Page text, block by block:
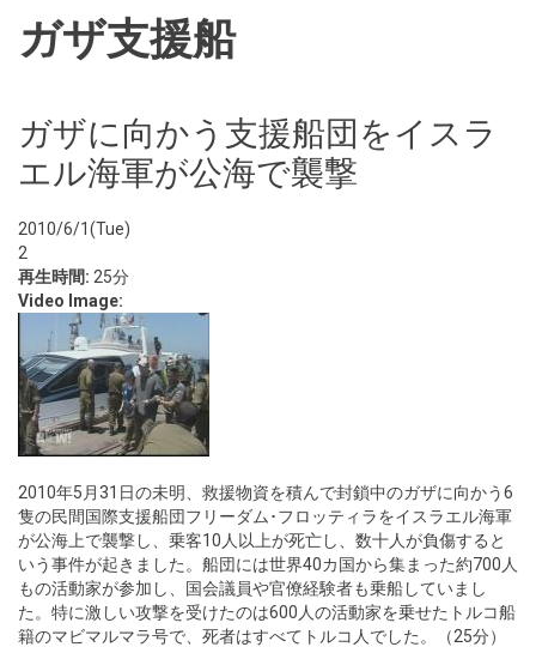
ガザ支援船
ガザに向かう支援船団をイスラ
エル海軍が公海で襲撃
2010/6/1(Tue)
2
再生時間: 25分
Video Image:
2010年5月31日の未明、救援物資を積んで封鎖中のガザに向かう6
隻の民間国際支援船団フリーダム･フロッティラをイスラエル海軍
が公海上で襲撃し、乗客10人以上が死亡し、数十人が負傷すると
いう事件が起きました。船団には世界40カ国から集まった約700人
もの活動家が参加し、国会議員や官僚経験者も乗船していまし
た。特に激しい攻撃を受けたのは600人の活動家を乗せたトルコ船
籍のマビマルマラ号で、死者はすべてトルコ人でした。（25分）